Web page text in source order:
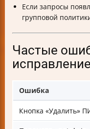
Если запросы
групповой
Частые
исправление
Ошибка
Кнопка «Удалить»